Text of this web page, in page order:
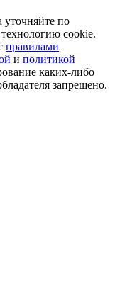
уточняйте по
cookie.
правилами
и политикой
каких-либо
запрещено.